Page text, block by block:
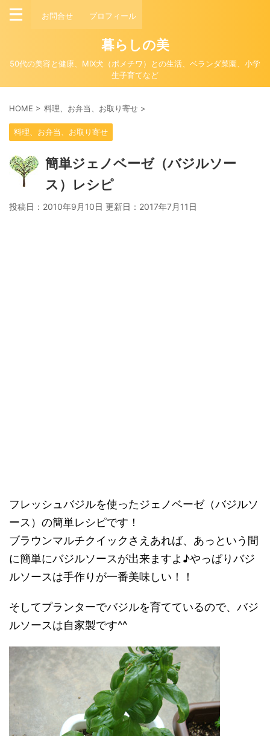
お問合せ プロフィール
暮らしの美
50代の美容と健康、MIX犬（ポメチワ）との生活、ベランダ菜園、小学
生子育てなど
HOME > 料理、お弁当、お取り寄せ >
料理、お弁当、お取り寄せ
簡単ジェノベーゼ（バジルソー
ス）レシピ
投稿日：2010年9月10日 更新日： 2017年7月11日
フレッシュバジルを使ったジェノベーゼ（バジルソ
ース）の簡単レシピです！
ブラウンマルチクイックさえあれば、あっという間
に簡単にバジルソースが出来ますよ♪やっぱりバジ
ルソースは手作りが一番美味しい！！
そしてプランターでバジルを育てているので、バジ
ルソースは自家製です^^